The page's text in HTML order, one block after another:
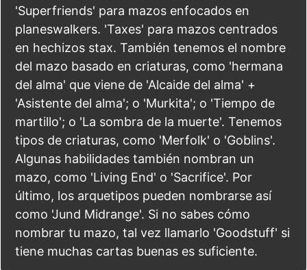
'Superfriends' para mazos enfocados en
planeswalkers. 'Taxes' para mazos centrados
en hechizos stax. También tenemos el nombre
del mazo basado en criaturas, como 'hermana
del alma' que viene de 'Alcaide del alma' +
'Asistente del alma'; o 'Murkita'; o 'Tiempo de
martillo'; o 'La sombra de la muerte'. Tenemos
tipos de criaturas, como 'Merfolk' o 'Goblins'.
Algunas habilidades también nombran un
mazo, como 'Living End' o 'Sacrifice'. Por
último, los arquetipos pueden nombrarse así
como 'Jund Midrange'. Si no sabes cómo
nombrar tu mazo, tal vez llamarlo 'Goodstuff' si
tiene muchas cartas buenas es suficiente.